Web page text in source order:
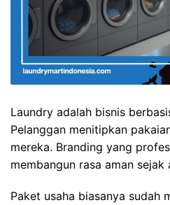
Laundry adalah bisnis
Pelanggan menitipkan
mereka. Branding yang
membangun rasa aman sejak
Paket usaha biasanya sudah